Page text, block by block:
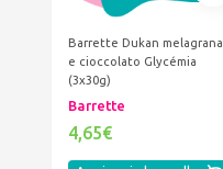
Barrette Dukan melagrana
e cioccolato Glycémia
(3x30g)
Barrette
4,65€